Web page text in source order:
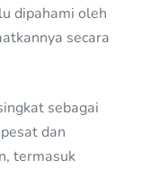
dipahami oleh
secara
sebagai
dan
termasuk